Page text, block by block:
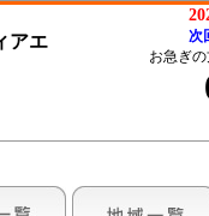
次
アエ
お急ぎ